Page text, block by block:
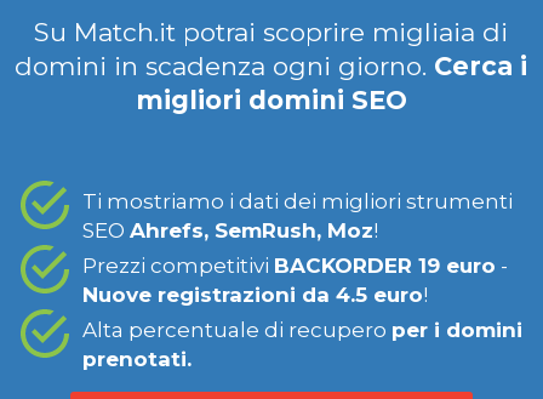
Su Match.it potrai scoprire migliaia di
domini in scadenza ogni giorno. Cerca i
migliori domini SEO
Ti mostriamo i dati dei migliori strumenti
SEO Ahrefs, SemRush, Moz!
Prezzi competitivi BACKORDER 19 euro -
Nuove registrazioni da 4.5 euro!
Alta percentuale di recupero per i domini
prenotati.